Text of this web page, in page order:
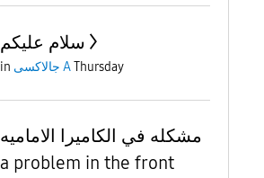
سلام عليكم
in جالاكسى AThursday
مشكله في الكاميرا الاماميه
a problem in the front